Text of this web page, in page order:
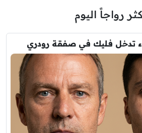
رواجاً اليوم
تدخل فليك في صفقة رودري